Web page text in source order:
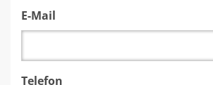
E-Mail
Telefon